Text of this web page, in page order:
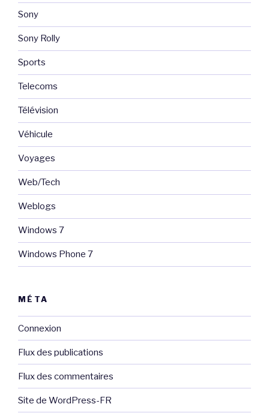
Sony
Sony Rolly
Sports
Telecoms
Télévision
Véhicule
Voyages
Web/Tech
Weblogs
Windows 7
Windows Phone 7
MÉTA
Connexion
Flux des publications
Flux des commentaires
Site de WordPress-FR